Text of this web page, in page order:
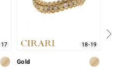
17 18-19
Gold